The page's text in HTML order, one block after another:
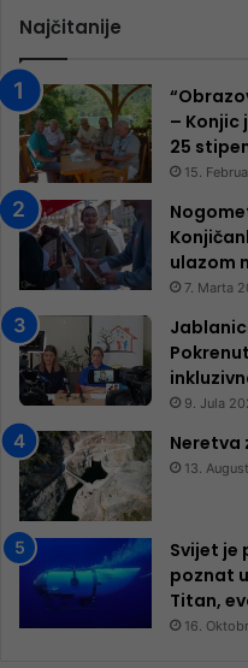
Najčitanije
– Konjic
25
15.
ulazom
7. Marta
9. Jula
Neretva
13.
Svijet je
poznat
Titan,
16.